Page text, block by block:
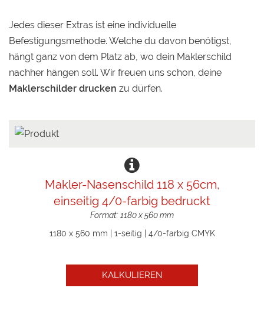
Jedes dieser Extras ist eine individuelle
Befestigungsmethode. Welche du davon benötigst,
hängt ganz von dem Platz ab, wo dein Maklerschild
nachher hängen soll. Wir freuen uns schon, deine
Maklerschilder drucken zu dürfen.
Makler-Nasenschild 118 x 56cm,
einseitig 4/0-farbig bedruckt
Format: 1180 x 560 mm
1180 x 560 mm | 1-seitig | 4/0-farbig CMYK
KALKULIEREN